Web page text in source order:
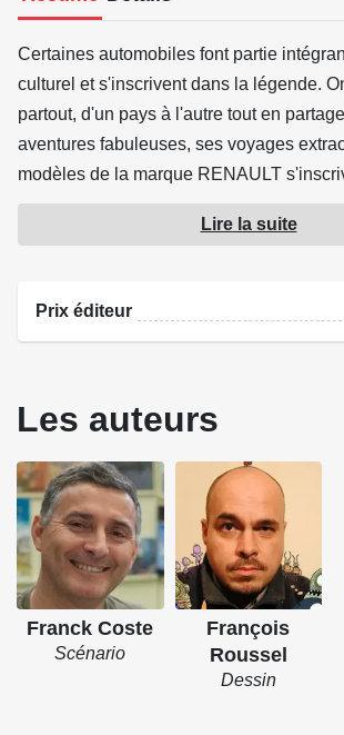
Certaines automobiles font partie
culturel et s'inscrivent dans la légende.
partout, d'un pays à l'autre tout en
aventures fabuleuses, ses voyages
modèles de la marque RENAULT
dans cette lignée. Elles restent à jamais
mémoires de ceux qui les ont utilisées.
crayon de ces auteurs passionnés pour
Lire la suite
Prix éditeur
Les auteurs
Franck Coste
Scénario
François
Roussel
Dessin